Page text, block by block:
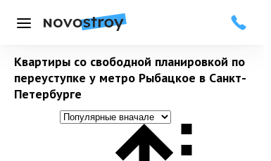
Меню
Квартиры со свободной планировкой по
переуступке у метро Рыбацкое в Санкт-
Петербурге